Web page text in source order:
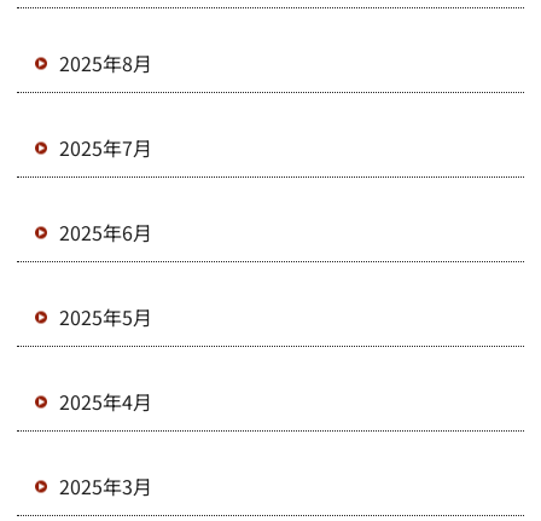
2025年8月
2025年7月
2025年6月
2025年5月
2025年4月
2025年3月